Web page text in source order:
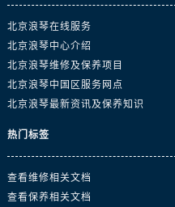
北京浪琴在线服务
北京浪琴中心介绍
北京浪琴维修及保养项目
北京浪琴中国区服务网点
北京浪琴最新资讯及保养知识
热门标签
查看维修相关文档
查看保养相关文档